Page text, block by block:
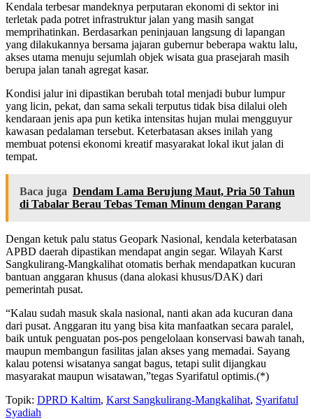
Kendala terbesar mandeknya perputaran ekonomi di sektor ini
terletak pada potret infrastruktur jalan yang masih sangat
memprihatinkan. Berdasarkan peninjauan langsung di lapangan
yang dilakukannya bersama jajaran gubernur beberapa waktu lalu,
akses utama menuju sejumlah objek wisata gua prasejarah masih
berupa jalan tanah agregat kasar.
Kondisi jalur ini dipastikan berubah total menjadi bubur lumpur
yang licin, pekat, dan sama sekali terputus tidak bisa dilalui oleh
kendaraan jenis apa pun ketika intensitas hujan mulai mengguyur
kawasan pedalaman tersebut. Keterbatasan akses inilah yang
membuat potensi ekonomi kreatif masyarakat lokal ikut jalan di
tempat.
Baca juga Dendam Lama Berujung Maut, Pria 50 Tahun
di Tabalar Berau Tebas Teman Minum dengan Parang
Dengan ketuk palu status Geopark Nasional, kendala keterbatasan
APBD daerah dipastikan mendapat angin segar. Wilayah Karst
Sangkulirang-Mangkalihat otomatis berhak mendapatkan kucuran
bantuan anggaran khusus (dana alokasi khusus/DAK) dari
pemerintah pusat.
“Kalau sudah masuk skala nasional, nanti akan ada kucuran dana
dari pusat. Anggaran itu yang bisa kita manfaatkan secara paralel,
baik untuk penguatan pos-pos pengelolaan konservasi bawah tanah,
maupun membangun fasilitas jalan akses yang memadai. Sayang
kalau potensi wisatanya sangat bagus, tetapi sulit dijangkau
masyarakat maupun wisatawan,”tegas Syarifatul optimis.(*)
Topik: DPRD Kaltim, Karst Sangkulirang-Mangkalihat, Syarifatul
Syadiah